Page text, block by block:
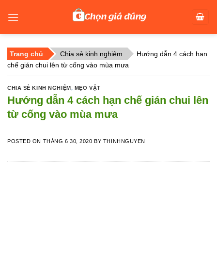
Trang chủ Chia sẻ kinh nghiệm
Hướng dẫn 4 cách hạn
chế gián chui lên từ cống vào mùa mưa
CHIA SẺ KINH NGHIỆM, MẸO VẶT
Hướng dẫn 4 cách hạn chế gián chui lên
từ cống vào mùa mưa
POSTED ON THÁNG 6 30, 2020 BY THINHNGUYEN